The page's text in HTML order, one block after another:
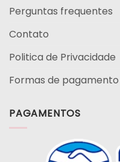
Perguntas frequentes
Contato
Politica de Privacidade
Formas de pagamento
PAGAMENTOS